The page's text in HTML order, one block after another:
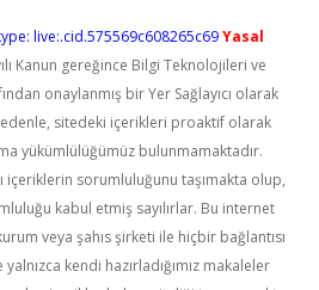
live:.cid.575569c608265c69Yasal
Kanun gereğince Bilgi Teknolojileri ve
onaylanmış bir Yer Sağlayıcı olarak
sitedeki içerikleri proaktif olarak
yükümlülüğümüz bulunmamaktadır.
içeriklerin sorumluluğunu taşımakta olup,
kabul etmiş sayılırlar. Bu internet
veya şahıs şirketi ile hiçbir bağlantısı
kendi hazırladığımız makaleler